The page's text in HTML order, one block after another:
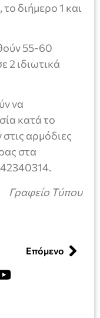
διήμερο 1 και
55-60
2 ιδιωτικά
να
κατά το
αρμόδιες
στα
Γραφείο Τύπου
Επόμενο